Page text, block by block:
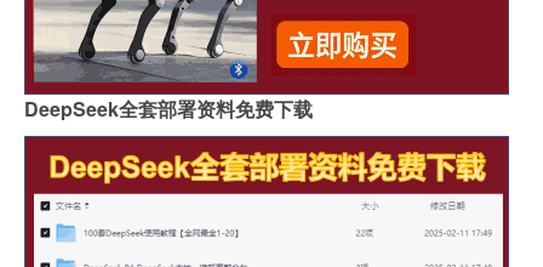
DeepSeek全套部署资料免费下载